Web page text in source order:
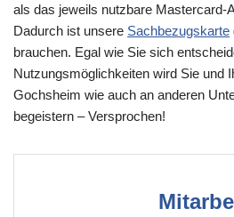
als das jeweils nutzbare Mastercard-
Dadurch ist unsere Sachbezugskarte
brauchen. Egal wie Sie sich
Nutzungsmöglichkeiten wird Sie und
Gochsheim wie auch an anderen
begeistern – Versprochen!